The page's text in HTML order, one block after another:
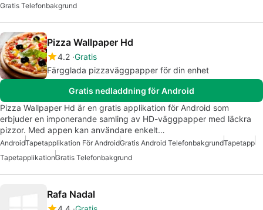
Gratis Telefonbakgrund
Pizza Wallpaper Hd
4.2 Gratis
Färgglada pizzaväggpapper för din enhet
Gratis nedladdning för Android
Pizza Wallpaper Hd är en gratis applikation för Android som
erbjuder en imponerande samling av HD-väggpapper med läckra
pizzor. Med appen kan användare enkelt…
AndroidTapetapplikation För AndroidGratis Android TelefonbakgrundTapetapp
TapetapplikationGratis Telefonbakgrund
Rafa Nadal